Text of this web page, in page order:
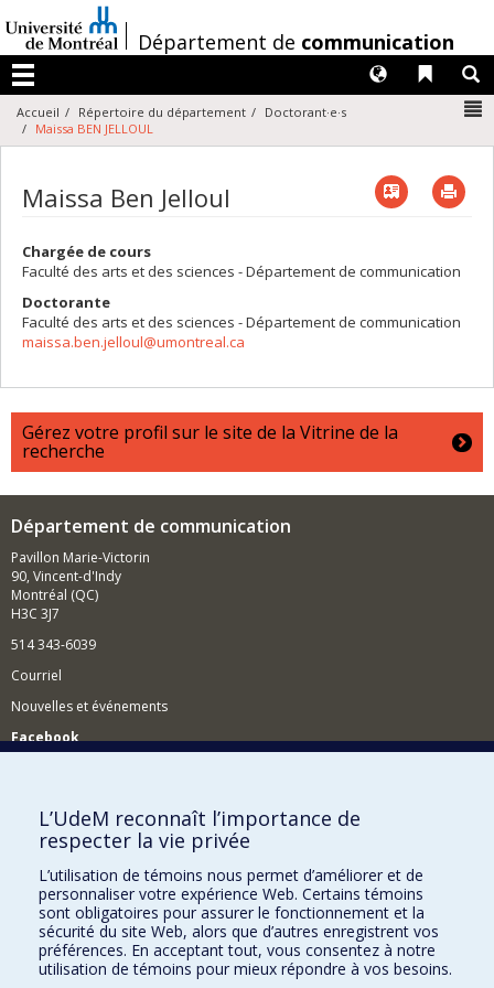
au
contenu
/Département de communication
Menu
Liens
Langues
Accueil Répertoire du département
Doctorant·e·s
Maissa BEN JELLOUL
Maissa Ben Jelloul Vcard
Chargée de cours
Faculté des arts et des sciences - Département de communication
Doctorante
Faculté des arts et des sciences - Département de communication
maissa.ben.jelloul@umontreal.ca
Gérez votre profil sur le site de la Vitrine de la
recherche
Département de communication
Pavillon Marie-Victorin
90, Vincent-d'Indy
Montréal (QC)
H3C 3J7
514 343-6039
Courriel
Nouvelles et événements
Facebook
Comment soutenir le Département?
BESOIN D'AIDE?
Plan du site
Signaler une erreur
Accessibilité
FACULTÉ DES ARTS ET DES SCIENCES
L’UdeM reconnaît l’importance de
respecter la vie privée
L’utilisation de témoins nous permet d’améliorer et de
personnaliser votre expérience Web. Certains témoins
sont obligatoires pour assurer le fonctionnement et la
sécurité du site Web, alors que d’autres enregistrent vos
préférences. En acceptant tout, vous consentez à notre
utilisation de témoins pour mieux répondre à vos besoins.